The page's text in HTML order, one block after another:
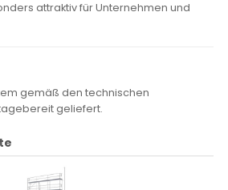
attraktiv für Unternehmen und
gemäß den technischen
geliefert.